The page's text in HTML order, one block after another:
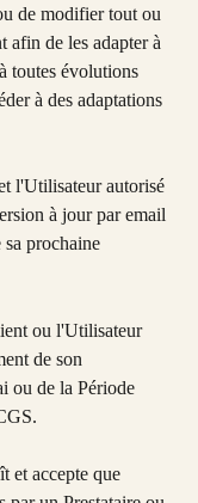
de modifier tout ou
afin de les adapter à
toutes évolutions
à des adaptations
l'Utilisateur autorisé
à jour par email
prochaine
ou l'Utilisateur
de son
ou de la Période
et accepte que